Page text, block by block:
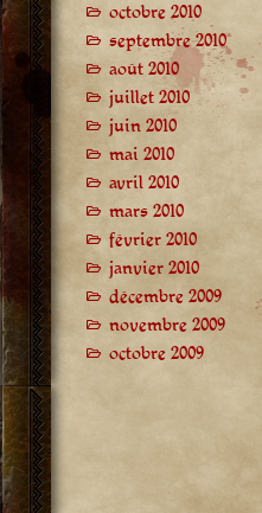
octobre 2010
septembre 2010
août 2010
juillet 2010
juin 2010
mai 2010
avril 2010
mars 2010
février 2010
janvier 2010
décembre 2009
novembre 2009
octobre 2009